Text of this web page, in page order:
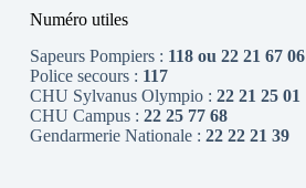
Numéro utiles
Sapeurs Pompiers : 118 ou 22 21 67 06
Police secours : 117
CHU Sylvanus Olympio : 22 21 25 01
CHU Campus : 22 25 77 68
Gendarmerie Nationale : 22 22 21 39